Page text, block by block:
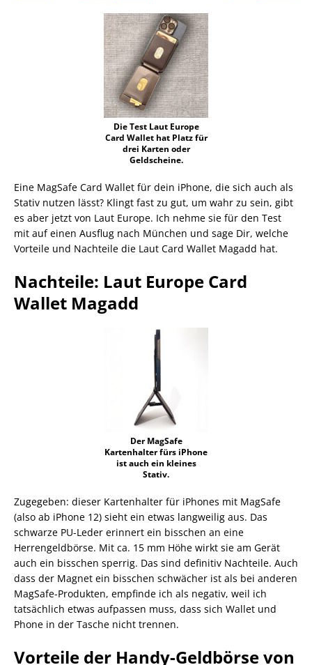
Die Test Laut Europe
Card Wallet hat Platz für
drei Karten oder
Geldscheine.
Eine MagSafe Card Wallet für dein iPhone, die sich auch als
Stativ nutzen lässt? Klingt fast zu gut, um wahr zu sein, gibt
es aber jetzt von Laut Europe. Ich nehme sie für den Test
mit auf einen Ausflug nach München und sage Dir, welche
Vorteile und Nachteile die Laut Card Wallet Magadd hat.
Nachteile: Laut Europe Card
Wallet Magadd
Der MagSafe
Kartenhalter fürs iPhone
ist auch ein kleines
Stativ.
Zugegeben: dieser Kartenhalter für iPhones mit MagSafe
(also ab iPhone 12) sieht ein etwas langweilig aus. Das
schwarze PU-Leder erinnert ein bisschen an eine
Herrengeldbörse. Mit ca. 15 mm Höhe wirkt sie am Gerät
auch ein bisschen sperrig. Das sind definitiv Nachteile. Auch
dass der Magnet ein bisschen schwächer ist als bei anderen
MagSafe-Produkten, empfinde ich als negativ, weil ich
tatsächlich etwas aufpassen muss, dass sich Wallet und
Phone in der Tasche nicht trennen.
Vorteile der Handy-Geldbörse von